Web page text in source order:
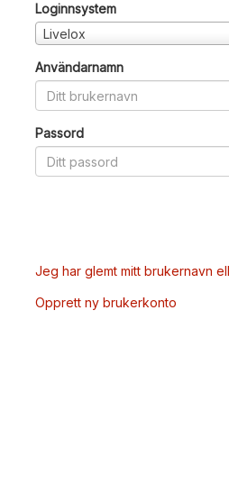
Loginnsystem
Livelox
Användarnamn
Passord
Jeg har glemt mitt brukernavn
Opprett ny brukerkonto